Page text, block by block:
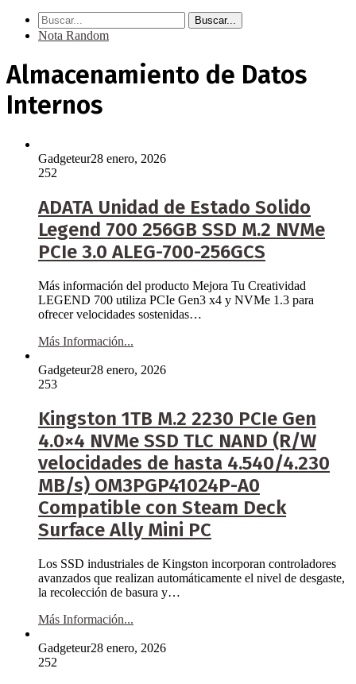
Buscar...
Nota Random
Almacenamiento de Datos
Internos
Gadgeteur28 enero, 2026
252
ADATA Unidad de Estado Solido
Legend 700 256GB SSD M.2 NVMe
PCIe 3.0 ALEG-700-256GCS
Más información del producto Mejora Tu Creatividad
LEGEND 700 utiliza PCIe Gen3 x4 y NVMe 1.3 para
ofrecer velocidades sostenidas…
Más Información...
Gadgeteur28 enero, 2026
253
Kingston 1TB M.2 2230 PCIe Gen
4.0×4 NVMe SSD TLC NAND (R/W
velocidades de hasta 4.540/4.230
MB/s) OM3PGP41024P-A0
Compatible con Steam Deck
Surface Ally Mini PC
Los SSD industriales de Kingston incorporan controladores
avanzados que realizan automáticamente el nivel de desgaste,
la recolección de basura y…
Más Información...
Gadgeteur28 enero, 2026
252